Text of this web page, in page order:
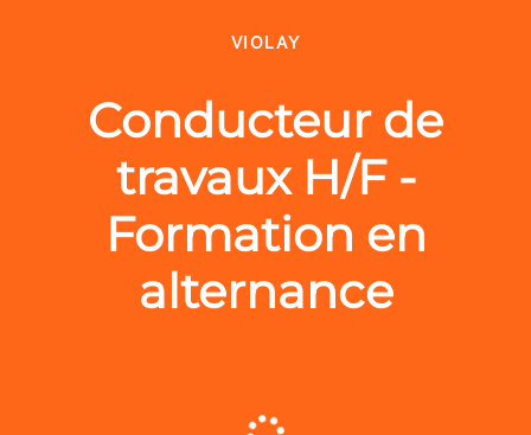
VIOLAY
Conducteur de
travaux H/F -
Formation en
alternance